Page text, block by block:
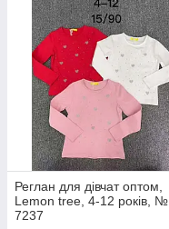
Реглан для дівчат оптом,
Lemon tree, 4-12 років, №
7237